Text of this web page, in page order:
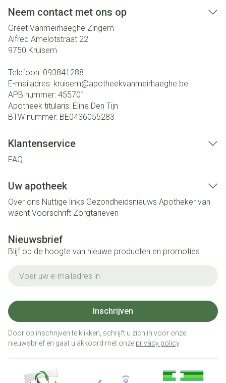
Neem contact met ons op
Greet Vanmeirhaeghe Zingem
Alfred Amelotstraat 22
9750 Kruisem
Telefoon: 093841288
E-mailadres: kruisem@apotheekvanmeirhaeghe.be
APB nummer: 455701
Apotheek titularis: Eline Den Tijn
BTW nummer: BE0436055283
Klantenservice
FAQ
Uw apotheek
Over ons Nuttige links Gezondheidsnieuws Apotheker van
wacht Voorschrift Zorgtarieven
Nieuwsbrief
Blijf op de hoogte van nieuwe producten en promoties
Inschrijven
Door op inschrijven te klikken, schrijft u zich in voor onze
nieuwsbrief en gaat u akkoord met onze privacy policy.